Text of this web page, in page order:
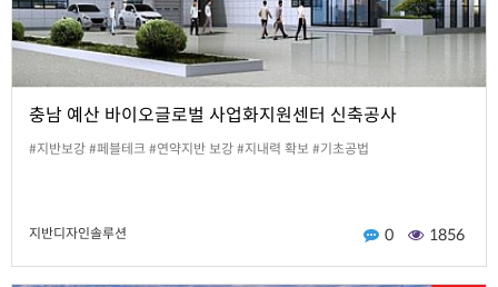
충남 예산 바이오글로벌 사업화지원센터 신축공사
#지반보강 #페블테크 #연약지반 보강 #지내력 확보 #기초공법
지반디자인솔루션 0 1856